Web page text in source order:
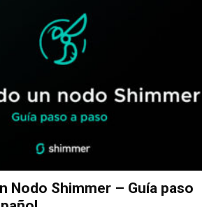
Nodo Shimmer – Guía paso